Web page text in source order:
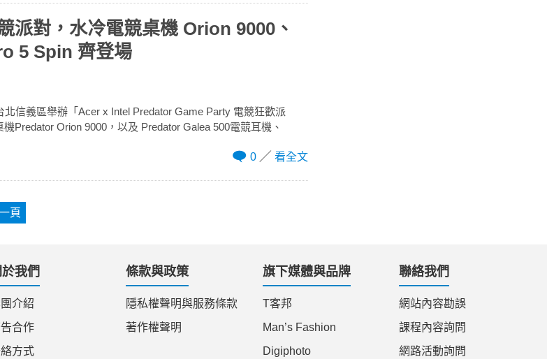
派對，水冷電競桌機 Orion 9000、
5 Spin 齊登場
信義區舉辦「Acer x Intel Predator Game Party 電競狂歡派
Predator Orion 9000，以及 Predator Galea 500電競耳機、
0
看全文
頁
於我們
介紹
合作
方式
條款與政策
隱私權聲明與服務條款
著作權聲明
旗下媒體與品牌
T客邦
Man’s Fashion
Digiphoto
聯絡我們
網站內容勘誤
課程內容詢問
網路活動詢問